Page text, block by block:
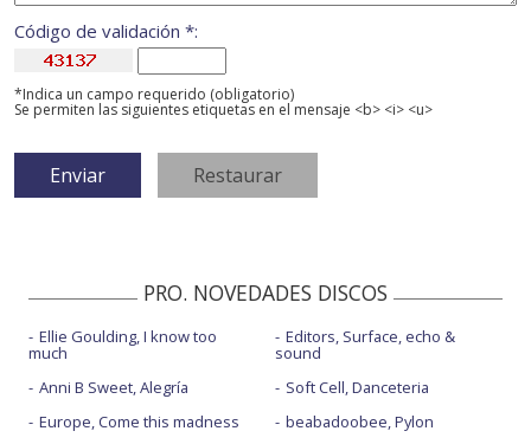
Código de validación *:
*Indica un campo requerido (obligatorio)
Se permiten las siguientes etiquetas en el mensaje <b> <i> <u>
PRO. NOVEDADES DISCOS
Ellie Goulding, I know too
much
Anni B Sweet, Alegría
Europe, Come this madness
Editors, Surface, echo &
sound
Soft Cell, Danceteria
beabadoobee, Pylon